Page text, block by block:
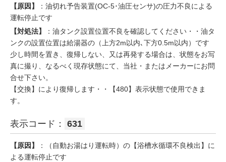
【原因】
：油切れ予告装置(OC-5･油圧センサ)の圧力不良による
運転停止です
【対処法】
：油タンク設置位置不良を確認してください・・油タ
ンクの設置位置は給湯器の（上方2m以内､下方0.5m以内）です
少し時間を置き、復帰しない、又は再発する場合は、状態をお写
真に撮り、なるべく現存状態にて、当社・またはメーカーにお問
合せ下さい。
【交換】により復帰します・・【480】表示状態で使用できま
す。
表示コード： 631
【原因】
：（自動お湯はり運転時）の【浴槽水循環不良検出】に
よる運転停止です